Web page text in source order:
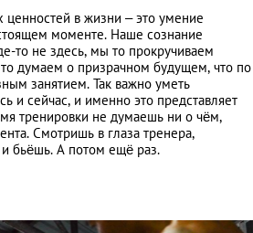
в жизни – это умение
моменте. Наше сознание
то не здесь, мы то прокручиваем
думаем о призрачном будущем, что по
занятием. Так важно уметь
и сейчас, и именно это представляет
тренировки не думаешь ни о чём,
Смотришь в глаза тренера,
бьёшь. А потом ещё раз.